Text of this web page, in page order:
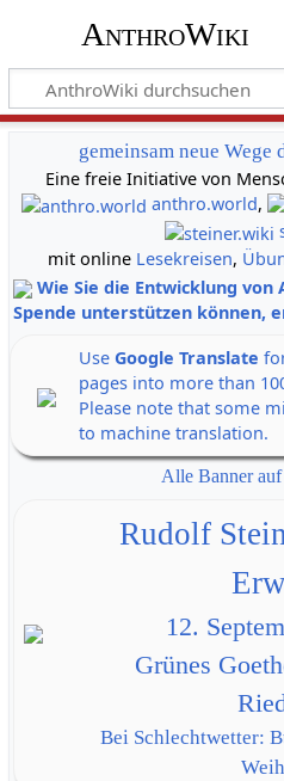
AnthroWiki
gemeinsam neue Wege
Eine freie Initiative von
anthro.world,
mit online Lesekreisen,
Wie Sie die Entwicklung
Spende unterstützen können,
Use Google Translate
pages into more than
Please note that some
to machine translation.
Alle Banner
Rudolf
12.
Grünes
Bei Schlechtwetter: